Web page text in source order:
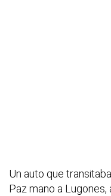
Un auto que
Paz mano a